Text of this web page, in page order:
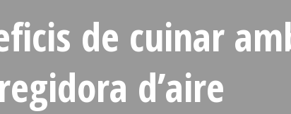
de cuinar
d’aire